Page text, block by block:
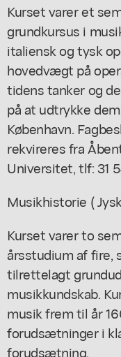
Kurset varer et
grundkursus i
italiensk og tysk
hovedvægt på
tidens tanker og
på at udtrykke
København.
rekvireres fra
Universitet, tlf: 31
Musikhistorie (
Kurset varer to
årsstudium af fire,
tilrettelagt
musikkundskab.
musik frem til år
forudsætninger i
forudsætning.